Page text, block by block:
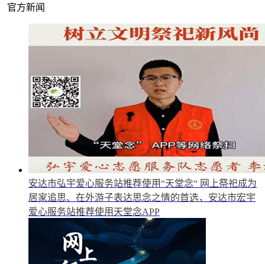
官方新闻
安达市弘宇爱心服务站推荐使用“天堂念“ 网上祭祀成为
居家追思、在外游子表达思念之情的首选，安达市宏宇
爱心服务站推荐使用天堂念APP